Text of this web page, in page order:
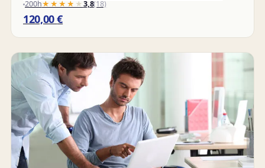
200h★★★★★
★★★★★3,8(18)
120,00€